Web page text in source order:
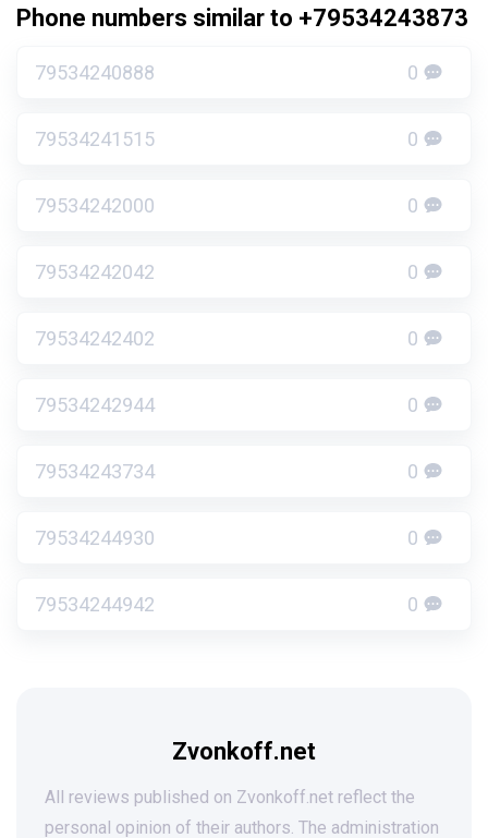
Phone numbers similar to +79534243873
79534240888 0
79534241515 0
79534242000 0
79534242042 0
79534242402 0
79534242944 0
79534243734 0
79534244930 0
79534244942 0
Zvonkoff.net
All reviews published on Zvonkoff.net reflect the
personal opinion of their authors. The administration